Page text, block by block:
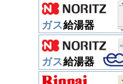
ガス給湯器
ガス給湯器